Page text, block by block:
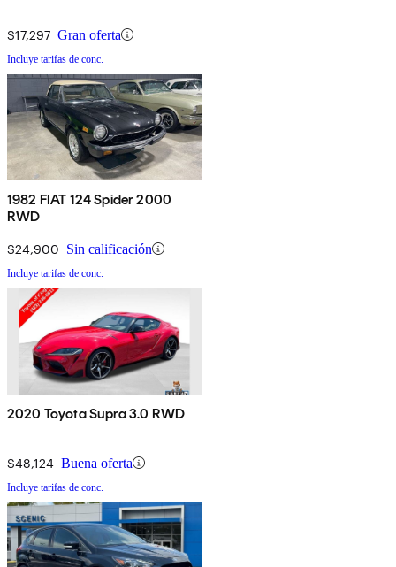
$17,297 Gran oferta
Incluye tarifas de conc.
1982 FIAT 124 Spider 2000
RWD
$24,900 Sin calificación
Incluye tarifas de conc.
2020 Toyota Supra 3.0 RWD
$48,124 Buena oferta
Incluye tarifas de conc.